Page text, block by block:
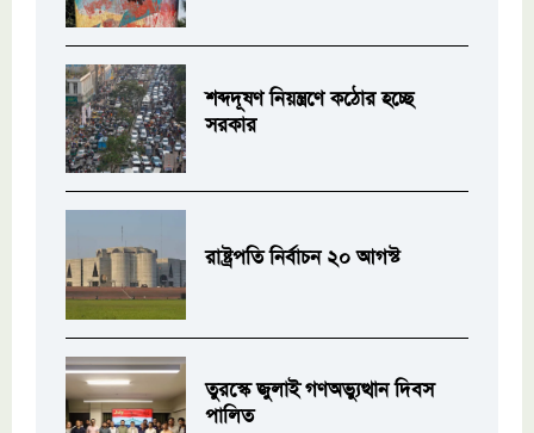
শব্দদূষণ নিয়ন্ত্রণে কঠোর হচ্ছে
সরকার
রাষ্ট্রপতি নির্বাচন ২০ আগস্ট
তুরস্কে জুলাই গণঅভ্যুত্থান দিবস
পালিত